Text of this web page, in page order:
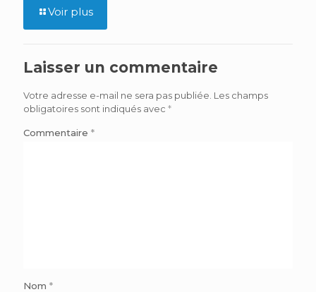
Voir plus
Laisser un commentaire
Votre adresse e-mail ne sera pas publiée. Les champs
obligatoires sont indiqués avec *
Commentaire *
Nom *